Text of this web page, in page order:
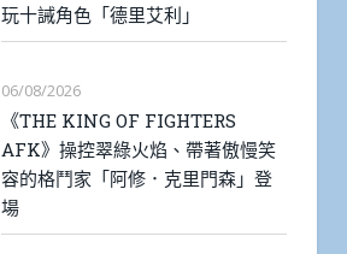
玩十誡角色「德里艾利」
06/08/2026
《THE KING OF FIGHTERS
AFK》操控翠綠火焰、帶著傲慢笑
容的格鬥家「阿修．克里門森」登
場